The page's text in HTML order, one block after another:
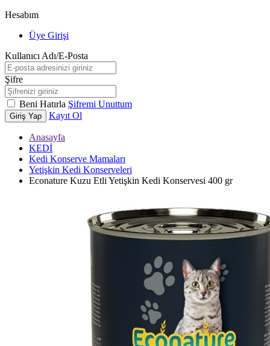
Hesabım
Üye Girişi
Kullanıcı Adı/E-Posta
Şifre
Beni Hatırla Şifremi Unuttum
Giriş Yap Kayıt Ol
Anasayfa
KEDİ
Kedi Konserve Mamaları
Yetişkin Kedi Konserveleri
Econature Kuzu Etli Yetişkin Kedi Konservesi 400 gr